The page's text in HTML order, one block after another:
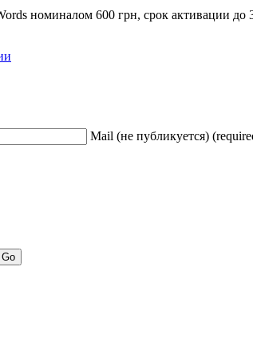
номиналом 600 грн, срок активации до
Mail (не публикуется)